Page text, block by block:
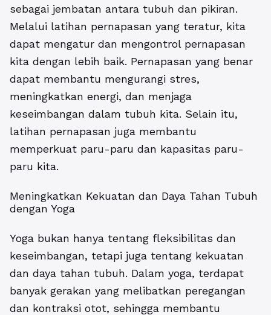
sebagai jembatan antara tubuh dan pikiran.
Melalui latihan pernapasan yang teratur, kita
dapat mengatur dan mengontrol pernapasan
kita dengan lebih baik. Pernapasan yang benar
dapat membantu mengurangi stres,
meningkatkan energi, dan menjaga
keseimbangan dalam tubuh kita. Selain itu,
latihan pernapasan juga membantu
memperkuat paru-paru dan kapasitas paru-
paru kita.
Meningkatkan Kekuatan dan Daya Tahan Tubuh
dengan Yoga
Yoga bukan hanya tentang fleksibilitas dan
keseimbangan, tetapi juga tentang kekuatan
dan daya tahan tubuh. Dalam yoga, terdapat
banyak gerakan yang melibatkan peregangan
dan kontraksi otot, sehingga membantu